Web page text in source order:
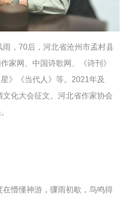
雨，70后，河北省沧州市孟村县
家网、中国诗歌网、《诗刊》
》《当代人》等。2021年及
化大会征文。河北省作家协会
在懵懂神游，骤雨初歇，鸟鸣得